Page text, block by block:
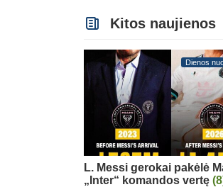
Kitos naujienos
Dienos
L. Messi gerokai pakėlė
„Inter“ komandos vertę